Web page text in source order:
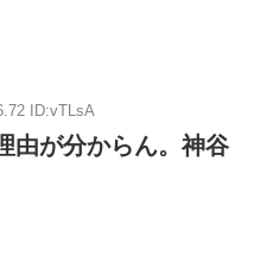
ID:vTLsA
由が分からん。神谷